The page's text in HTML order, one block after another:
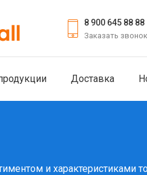
8 900 645 88 88
Заказать звонок
Доставка
и характеристиками